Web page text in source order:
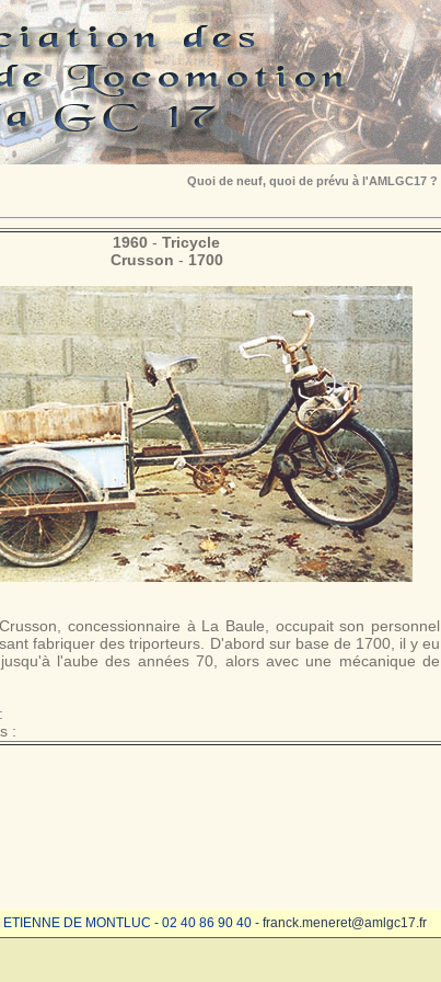
Quoi de neuf, quoi de prévu à l'AMLGC17 ?
1960 - Tricycle
Crusson - 1700
concessionnaire à La Baule, occupait son personnel
fabriquer des triporteurs. D'abord sur base de 1700, il y eu
l'aube des années 70, alors avec une mécanique de
:
DE MONTLUC - 02 40 86 90 40 - franck.meneret@amlgc17.fr